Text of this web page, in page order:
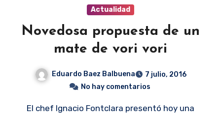
Actualidad
Novedosa propuesta de un
mate de vori vori
Eduardo Baez Balbuena
7 julio, 2016
No hay comentarios
El chef Ignacio Fontclara presentó hoy una